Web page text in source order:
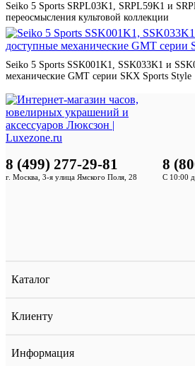
Seiko 5 Sports SRPL03K1, SRPL59K1 и
переосмысления культовой коллекции
Seiko 5 Sports SSK001K1, SSK033K1 и
механические GMT серии SKX Sports Style
Каталог
Клиенту
Информация
8 (499) 277-29-81
г. Москва, 3-я улица Ямского Поля, 28
8
С 10:00